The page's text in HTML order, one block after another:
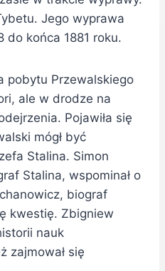
Jego wyprawa
do końca 1881 roku.
pobytu Przewalskiego
ale w drodze na
Pojawiła się
mógł być
Stalina. Simon
Stalina, wspominał o
biograf
kwestię. Zbigniew
nauk
zajmował się